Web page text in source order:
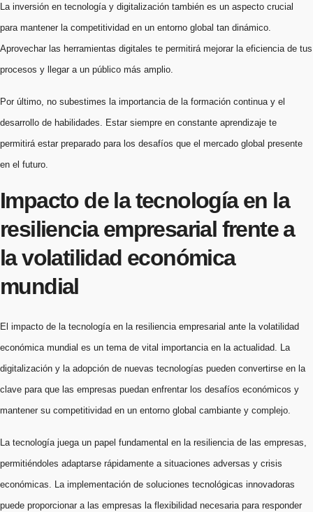
La inversión en tecnología y digitalización también es un aspecto crucial
para mantener la competitividad en un entorno global tan dinámico.
Aprovechar las herramientas digitales te permitirá mejorar la eficiencia de tus
procesos y llegar a un público más amplio.
Por último, no subestimes la importancia de la formación continua y el
desarrollo de habilidades. Estar siempre en constante aprendizaje te
permitirá estar preparado para los desafíos que el mercado global presente
en el futuro.
Impacto de la tecnología en la
resiliencia empresarial frente a
la volatilidad económica
mundial
El impacto de la tecnología en la resiliencia empresarial ante la volatilidad
económica mundial es un tema de vital importancia en la actualidad. La
digitalización y la adopción de nuevas tecnologías pueden convertirse en la
clave para que las empresas puedan enfrentar los desafíos económicos y
mantener su competitividad en un entorno global cambiante y complejo.
La tecnología juega un papel fundamental en la resiliencia de las empresas,
permitiéndoles adaptarse rápidamente a situaciones adversas y crisis
económicas. La implementación de soluciones tecnológicas innovadoras
puede proporcionar a las empresas la flexibilidad necesaria para responder